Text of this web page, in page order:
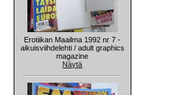
Erotiikan Maailma 1992 nr 7 -
aikuisviihdelehti / adult graphics
magazine
Näytä